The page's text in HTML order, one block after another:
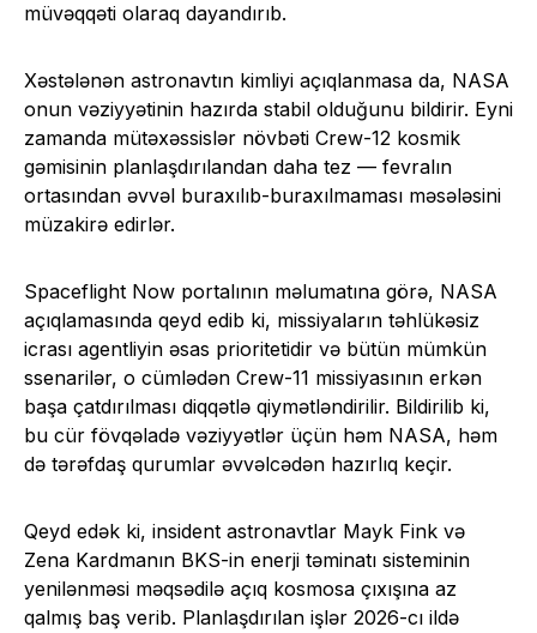
müvəqqəti olaraq dayandırıb.
Xəstələnən astronavtın kimliyi açıqlanmasa da, NASA
onun vəziyyətinin hazırda stabil olduğunu bildirir. Eyni
zamanda mütəxəssislər növbəti Crew-12 kosmik
gəmisinin planlaşdırılandan daha tez — fevralın
ortasından əvvəl buraxılıb-buraxılmaması məsələsini
müzakirə edirlər.
Spaceflight Now portalının məlumatına görə, NASA
açıqlamasında qeyd edib ki, missiyaların təhlükəsiz
icrası agentliyin əsas prioritetidir və bütün mümkün
ssenarilər, o cümlədən Crew-11 missiyasının erkən
başa çatdırılması diqqətlə qiymətləndirilir. Bildirilib ki,
bu cür fövqəladə vəziyyətlər üçün həm NASA, həm
də tərəfdaş qurumlar əvvəlcədən hazırlıq keçir.
Qeyd edək ki, insident astronavtlar Mayk Fink və
Zena Kardmanın BKS-in enerji təminatı sisteminin
yenilənməsi məqsədilə açıq kosmosa çıxışına az
qalmış baş verib. Planlaşdırılan işlər 2026-cı ildə